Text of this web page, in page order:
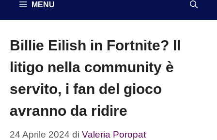
MENU
Billie Eilish in Fortnite? Il
litigo nella community è
servito, i fan del gioco
avranno da ridire
24 Aprile 2024 di Valeria Poropat